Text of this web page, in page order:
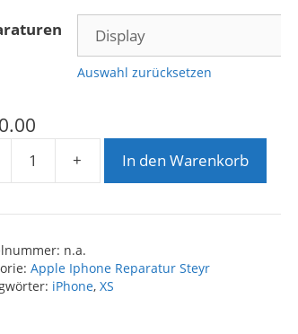
Auswahl zurücksetzen
+ In den Warenkorb
n.a.
Apple Iphone Reparatur Steyr
iPhone, XS